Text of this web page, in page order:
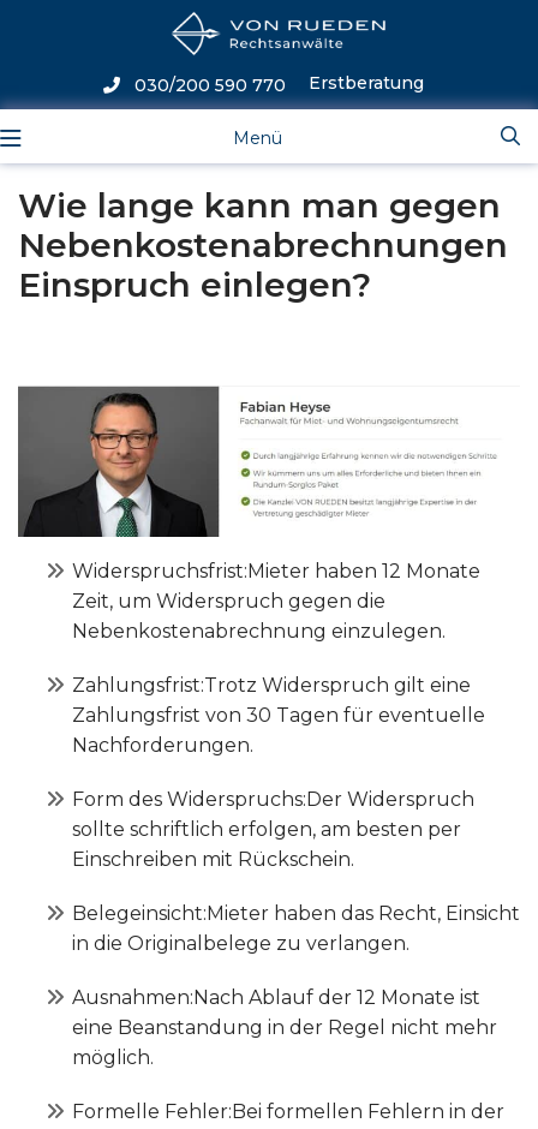
Menü
030/200 590 770 Erstberatung
Wie lange kann man gegen
Nebenkostenabrechnungen
Einspruch einlegen?
Widerspruchsfrist:Mieter haben 12 Monate
Zeit, um Widerspruch gegen die
Nebenkostenabrechnung einzulegen.
Zahlungsfrist:Trotz Widerspruch gilt eine
Zahlungsfrist von 30 Tagen für eventuelle
Nachforderungen.
Form des Widerspruchs:Der Widerspruch
sollte schriftlich erfolgen, am besten per
Einschreiben mit Rückschein.
Belegeinsicht:Mieter haben das Recht, Einsicht
in die Originalbelege zu verlangen.
Ausnahmen:Nach Ablauf der 12 Monate ist
eine Beanstandung in der Regel nicht mehr
möglich.
Formelle Fehler:Bei formellen Fehlern in der